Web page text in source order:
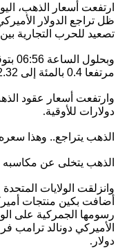
ارتفعت أسعار الذهب،
ظل تراجع الدولار
تصعيد للحرب التجارية
مرتفعا 0.4 بالمئة إلى 1202.32 دولار للأوقية (الأونصة)
دولارات للأوقية.
الذهب يتراجع.. وهذا
الذهب يتخلى عن مكاسبه
وانزلقت الولايات
رسومها الجمركية على
دولار .